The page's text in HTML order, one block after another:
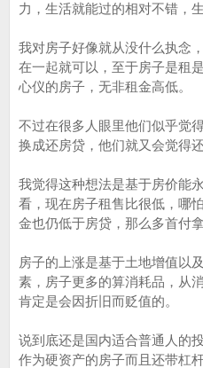
力，生活就能过的相对不错，
我对房子好像就从没什么执念
在一起就可以，至于房子是租
心仪的房子，无非租金高低。
不过在很多人眼里他们似乎觉
换成还房贷，他们就又会觉得
我觉得这种想法是基于房价能
看，现在房子租售比很低，哪
金也仍低于房贷，那么多首付
房子的上涨是基于土地增值以
素，房子更多的算消耗品，从
肯定是会因折旧而贬值的。
说到底还是国内适合普通人的
作为硬资产的房子而且还带杠